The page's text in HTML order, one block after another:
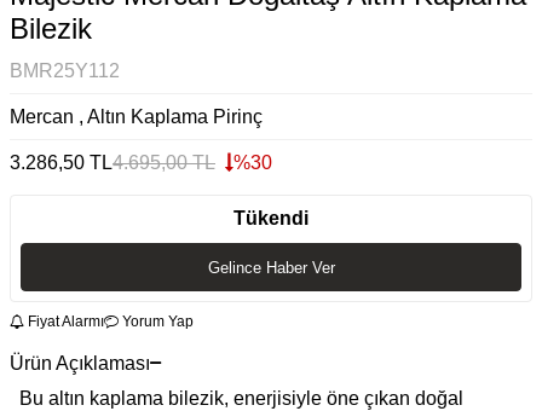
Bilezik
BMR25Y112
Mercan , Altın Kaplama Pirinç
3.286,50 TL4.695,00TL %30
Tükendi
Gelince Haber Ver
Fiyat Alarmı Yorum Yap
Ürün Açıklaması
Bu altın kaplama bilezik, enerjisiyle öne çıkan doğal